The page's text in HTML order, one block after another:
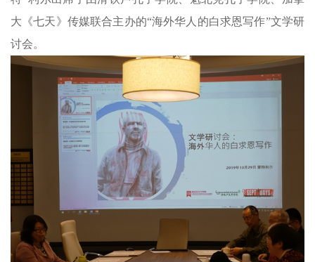
大《七天》传媒联合主办的“海外华人的白求恩写作”文学研
讨会。